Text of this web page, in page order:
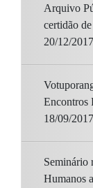
Arquivo
certidão
20/12/2017
Encontros
18/09/2017
Seminário
Humanos